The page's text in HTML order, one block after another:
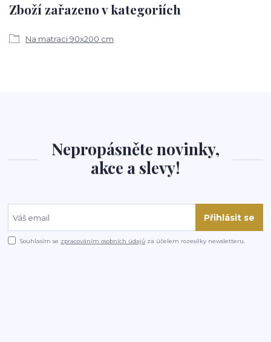
Zboží zařazeno v kategoriích
Na matraci 90x200 cm
Nepropásněte novinky,
akce a slevy!
Přihlásit se
Souhlasím se zpracováním osobních údajů za účelem rozesílky newsletteru.